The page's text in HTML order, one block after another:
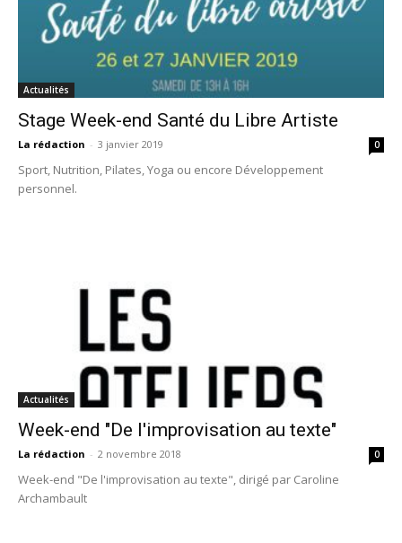
Actualités
Stage Week-end Santé du Libre Artiste
La rédaction - 3 janvier 2019 0
Sport, Nutrition, Pilates, Yoga ou encore Développement
personnel.
Actualités
Week-end "De l'improvisation au texte"
La rédaction - 2 novembre 2018 0
Week-end "De l'improvisation au texte", dirigé par Caroline
Archambault